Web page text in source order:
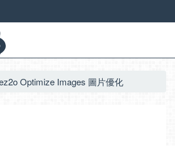
Optimize Images 圖片優化